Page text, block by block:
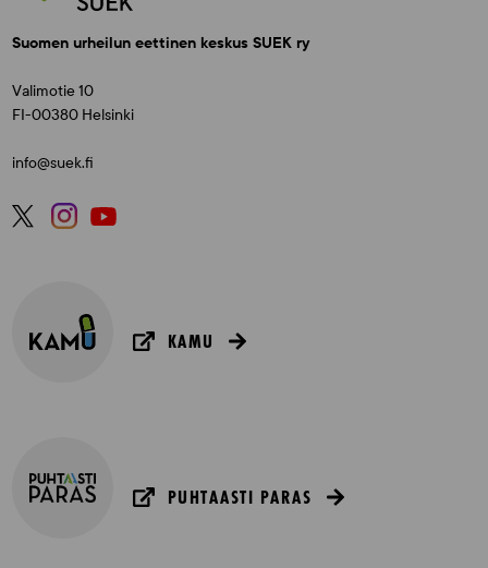
Suomen urheilun eettinen keskus SUEK ry
Valimotie 10
FI-00380 Helsinki
info@suek.fi
KAMU
PUHTAASTI PARAS